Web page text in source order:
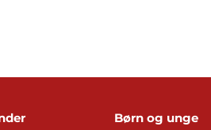
Børn og unge